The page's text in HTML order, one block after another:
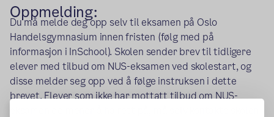
Oppmelding:
Du må melde deg opp selv til eksamen på Oslo
Handelsgymnasium innen fristen (følg med på
informasjon i InSchool). Skolen sender brev til tidligere
elever med tilbud om NUS-eksamen ved skolestart, og
disse melder seg opp ved å følge instruksen i dette
brevet. Elever som ikke har mottatt tilbud om NUS-